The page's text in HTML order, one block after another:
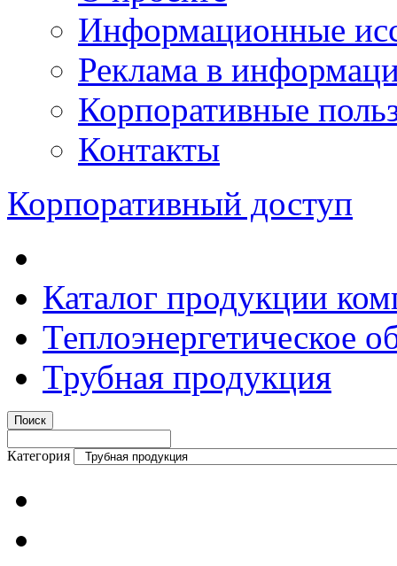
Информационные
Реклама в
Корпоративные
Контакты
Корпоративный доступ
Каталог продукции
Теплоэнергетическое
Трубная продукция
Категория